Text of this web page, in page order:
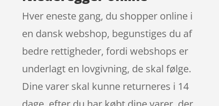
Hver eneste gang, du shopper online i
en dansk webshop, begunstiges du af
bedre rettigheder, fordi webshops er
underlagt en lovgivning, de skal følge.
Dine varer skal kunne returneres i 14